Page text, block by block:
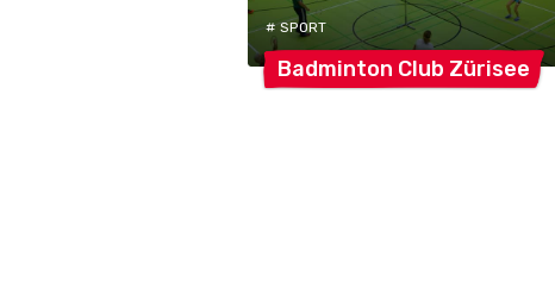
# SPORT
Badminton Club Zürisee